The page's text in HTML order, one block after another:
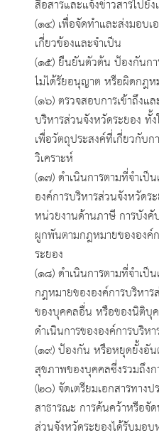
สื่อสารและแจ้งข่าวสารไปยั
(๑๔) เพื่อจัดทำและส่งมอบ
เกี่ยวข้องและจำเป็น
(๑๕) ยืนยันตัวต้น ป้องกันก
ไม่ได้รัยอนุญาต หรือผิดกฎห
(๑๖) ตรวจสอบการเข้าถึงแ
บริหารส่วนจังหวัดระยอง ทั้
เพื่อวัตถุประสงค์ที่เกี่ยวกับ
วิเคราะห์
(๑๗) ดำเนินการตามที่จำเ
องค์การบริหารส่วนจังหวัด
หน่วยงานด้านภาษี การบัง
ผูกพันตามกฎหมายขององค์
ระยอง
(๑๘) ดำเนินการตามที่จำเป็
กฎหมายขององค์การบริหา
ของบุคคลอื่น หรือของนิติบุ
ดำเนินการขององค์การบริห
(๑๙) ป้องกัน หรือหยุดยั้งอัน
สุขภาพของบุคคลซึ่งรวมถึงก
(๒๐) จัดเตรียมเอกสารทาง
สาธารณะ การค้นคว้าหรือจั
ส่วนจังหวัดระยองได้รับมอบ